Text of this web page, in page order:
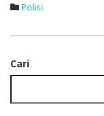
Polisi
Cari